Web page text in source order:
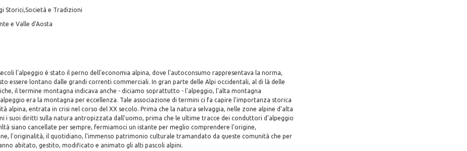
Storici,Società e Tradizioni
e Valle d'Aosta
l'alpeggio è stato il perno dell'economia alpina, dove l'autoconsumo rappresentava la norma,
essere lontano dalle grandi correnti commerciali. In gran parte delle Alpi occidentali, al di là delle
il termine montagna indicava anche - diciamo soprattutto - l'alpeggio, l'alta montagna
era la montagna per eccellenza. Tale associazione di termini ci fa capire l'importanza storica
alpina, entrata in crisi nel corso del XX secolo. Prima che la natura selvaggia, nelle zone alpine d'alta
i suoi diritti sulla natura antropizzata dall'uomo, prima che le ultime tracce dei conduttori d'alpeggio
siano cancellate per sempre, fermiamoci un istante per meglio comprendere l'origine,
l'originalità, il quotidiano, l'immenso patrimonio culturale tramandato da queste comunità che per
abitato, gestito, modificato e animato gli alti pascoli alpini.